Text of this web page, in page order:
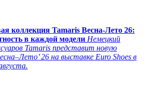
коллекция Tamaris Весна-Лето 26:
в каждой модели Немецкий
Tamaris представит новую
26 на выставке Euro Shoes в